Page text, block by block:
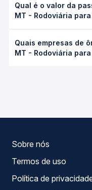
Tianguá, CE leva em
conforme a viação, o
duração exata de
Qual é o valor da
MT - Rodoviária
Rodoviária para
varia conforme a data
Quais empresas de
MT - Rodoviária
Sobre nós
Termos de uso
Política de